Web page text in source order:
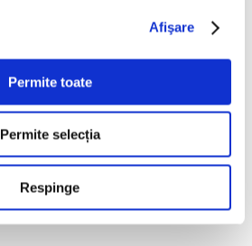
Afişare
Permite toate
Permite selecția
Respinge
internațională de grup
Literaturii Române
6 August 2026